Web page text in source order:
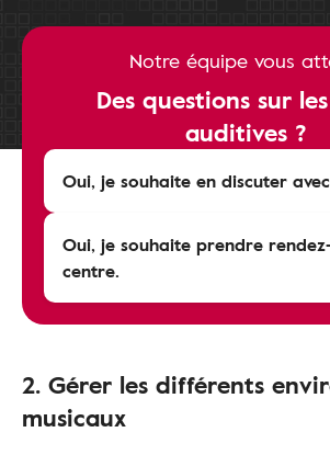
Notre équipe vous
Des questions sur
auditives ?
Oui, je souhaite en discuter
Oui, je souhaite prendre
centre.
2. Gérer les différents
musicaux